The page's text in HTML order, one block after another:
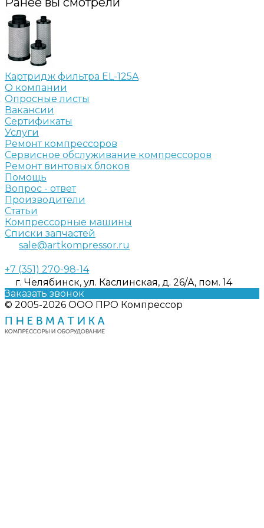
Картридж фильтра EL-125A
О компании
Опросные листы
Вакансии
Сертификаты
Услуги
Ремонт компрессоров
Сервисное обслуживание компрессоров
Ремонт винтовых блоков
Помощь
Вопрос - ответ
Производители
Статьи
Компрессорные машины
Списки запчастей
sale@artkompressor.ru
+7 (351) 270-98-14
г. Челябинск, ул. Каслинская, д. 26/А, пом. 14
Заказать звонок
© 2005-2026 ООО ПРО Компрессор